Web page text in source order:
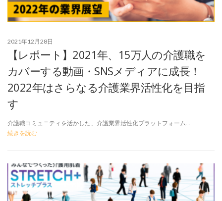
2021年12月28日
【レポート】2021年、15万人の介護職を
カバーする動画・SNSメディアに成長！
2022年はさらなる介護業界活性化を目指
す
介護職コミュニティを活かした、介護業界活性化プラットフォーム…
続きを読む